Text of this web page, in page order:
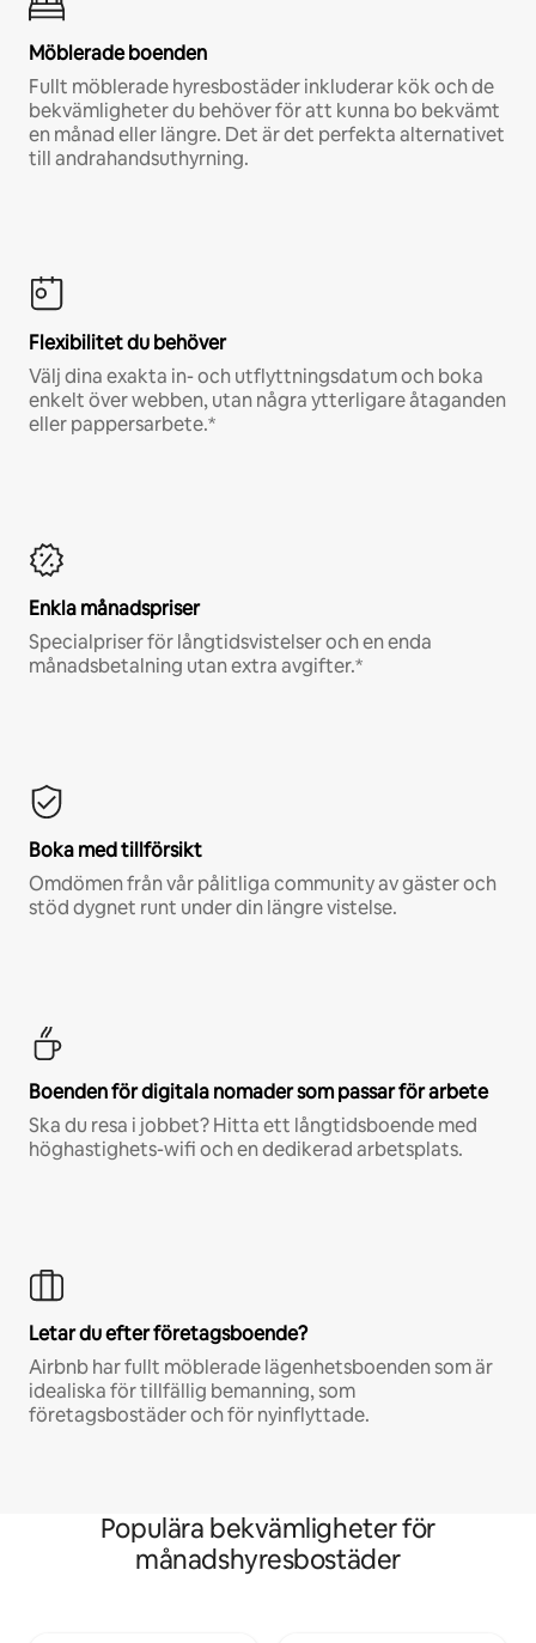
Möblerade boenden
Fullt möblerade hyresbostäder inkluderar kök och de
bekvämligheter du behöver för att kunna bo bekvämt
en månad eller längre. Det är det perfekta alternativet
till andrahandsuthyrning.
Flexibilitet du behöver
Välj dina exakta in- och utflyttningsdatum och boka
enkelt över webben, utan några ytterligare åtaganden
eller pappersarbete.*
Enkla månadspriser
Specialpriser för långtidsvistelser och en enda
månadsbetalning utan extra avgifter.*
Boka med tillförsikt
Omdömen från vår pålitliga community av gäster och
stöd dygnet runt under din längre vistelse.
Boenden för digitala nomader som passar för arbete
Ska du resa i jobbet? Hitta ett långtidsboende med
höghastighets-wifi och en dedikerad arbetsplats.
Letar du efter företagsboende?
Airbnb har fullt möblerade lägenhetsboenden som är
idealiska för tillfällig bemanning, som
företagsbostäder och för nyinflyttade.
Populära bekvämligheter för
månadshyresbostäder